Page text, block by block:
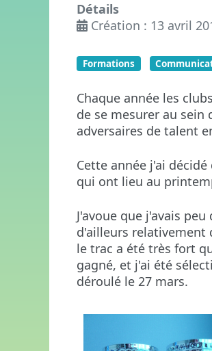
Détails
Création : 13 avril
Formations
Chaque année les
de se mesurer au sein
adversaires de talent
Cette année j'ai
qui ont lieu au
J'avoue que j'avais
d'ailleurs relativement
le trac a été très fort
gagné, et j'ai été
déroulé le 27 mars.